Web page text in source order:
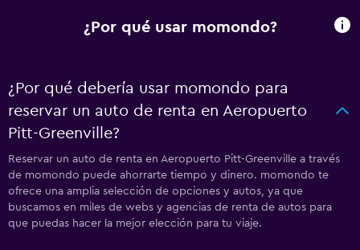
¿Por qué usar momondo?
¿Por qué debería usar momondo para
reservar un auto de renta en Aeropuerto
Pitt-Greenville?
Reservar un auto de renta en Aeropuerto Pitt-Greenville a través
de momondo puede ahorrarte tiempo y dinero. momondo te
ofrece una amplia selección de opciones y autos, ya que
buscamos en miles de webs y agencias de renta de autos para
que puedas hacer la mejor elección para tu viaje.